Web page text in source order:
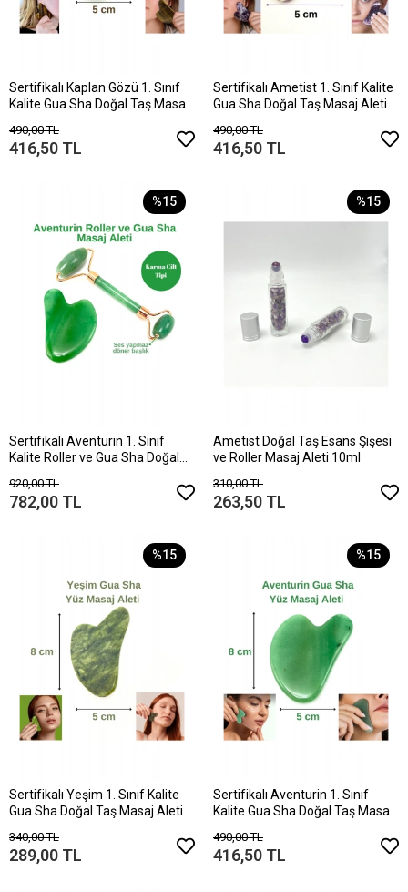
Sertifikalı Kaplan Gözü 1. Sınıf
Kalite Gua Sha Doğal Taş Masaj
490,00 TL
416,50 TL
Sertifikalı Ametist 1. Sınıf Kalite
Gua Sha Doğal Taş Masaj Aleti
490,00 TL
416,50 TL
%15
Sertifikalı Aventurin 1. Sınıf
Kalite Roller ve Gua Sha Doğal
920,00 TL
782,00 TL
%15
Ametist Doğal Taş Esans Şişesi
ve Roller Masaj Aleti 10ml
310,00 TL
263,50 TL
%15
Sertifikalı Yeşim 1. Sınıf Kalite
Gua Sha Doğal Taş Masaj Aleti
340,00 TL
289,00 TL
%15
Sertifikalı Aventurin 1. Sınıf
Kalite Gua Sha Doğal Taş Masaj
490,00 TL
416,50 TL